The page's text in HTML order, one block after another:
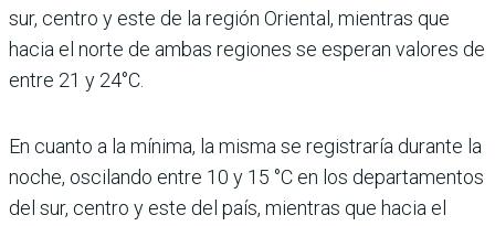
sur, centro y este de la región Oriental, mientras que
hacia el norte de ambas regiones se esperan valores de
entre 21 y 24°C.
En cuanto a la mínima, la misma se registraría durante la
noche, oscilando entre 10 y 15 °C en los departamentos
del sur, centro y este del país, mientras que hacia el